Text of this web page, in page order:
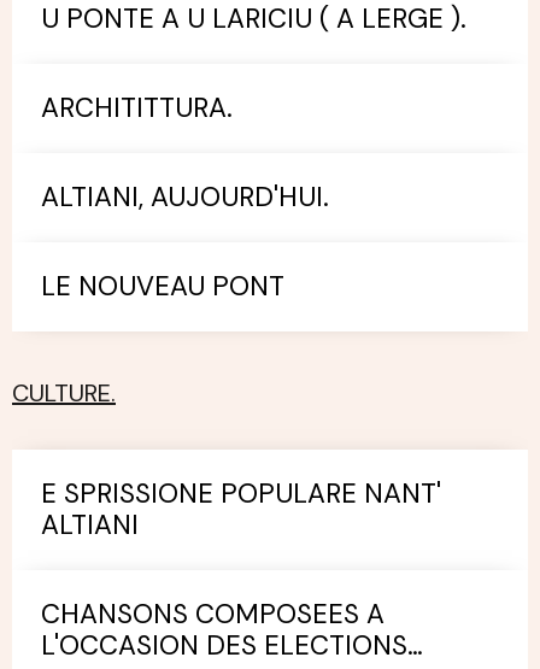
U PONTE A U LARICIU ( A LERGE ).
ARCHITITTURA.
ALTIANI, AUJOURD'HUI.
LE NOUVEAU PONT
CULTURE.
E SPRISSIONE POPULARE NANT'
ALTIANI
CHANSONS COMPOSEES A
L'OCCASION DES ELECTIONS